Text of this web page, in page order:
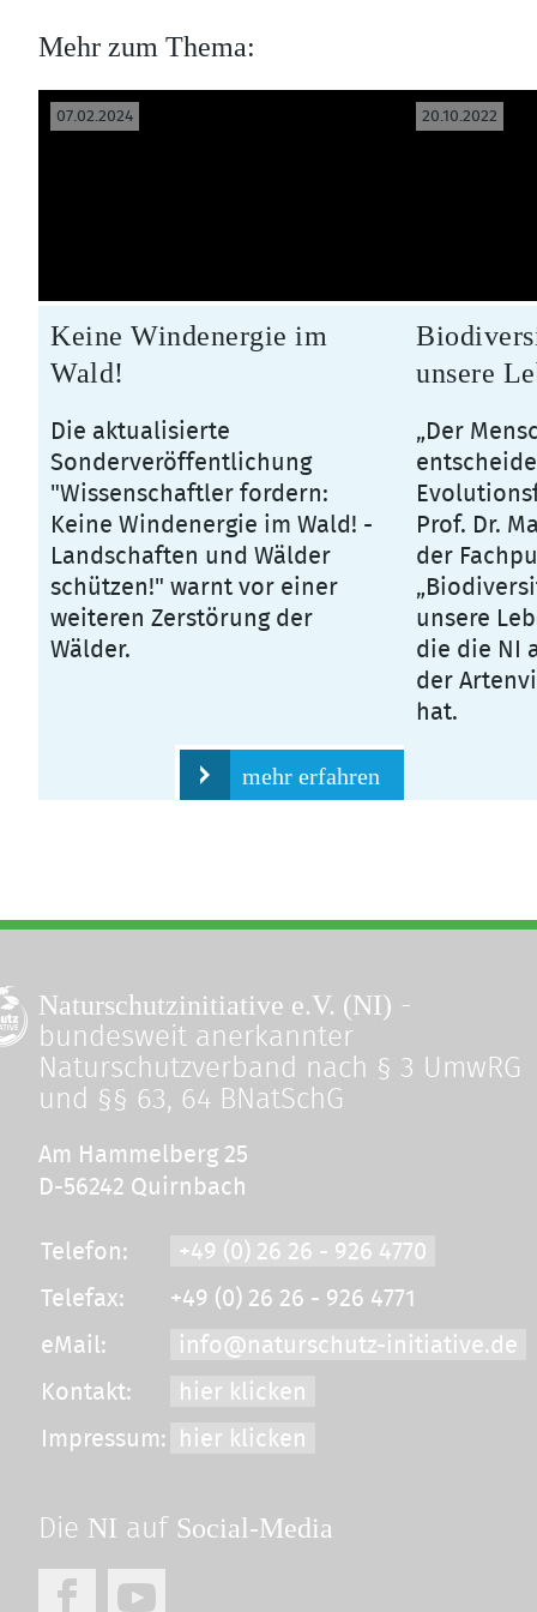
Mehr zum Thema:
07.02.2024
Keine Windenergie im
Wald!
Die aktualisierte
Sonderveröffentlichung
"Wissenschaftler fordern:
Keine Windenergie im Wald! -
Landschaften und Wälder
schützen!" warnt vor einer
weiteren Zerstörung der
Wälder.
mehr erfahren
20.10.2022
unsere
„Der
Prof. Dr.
der
unsere
die die NI
der
hat.
Naturschutzinitiative e.V. (NI) -
bundesweit anerkannter
Naturschutzverband nach § 3 UmwRG
und §§ 63, 64 BNatSchG
Am Hammelberg 25
D-56242 Quirnbach
Telefon:
+49 (0) 26 26 - 926 4770
Telefax:
+49 (0) 26 26 - 926 4771
eMail:
info@naturschutz-initiative.de
Kontakt:
hier klicken
Impressum:
hier klicken
Die NI auf Social-Media